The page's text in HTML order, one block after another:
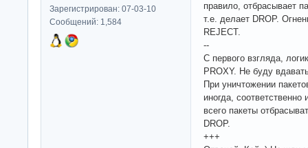
Зарегистрирован: 07-03-10
Сообщений: 1,584
правило, отбрасывает
т.е. делает DROP.
REJECT.
--
С первого взгляда,
PROXY. Не буду
При уничтожении
иногда,
всего пакеты
DROP.
+++